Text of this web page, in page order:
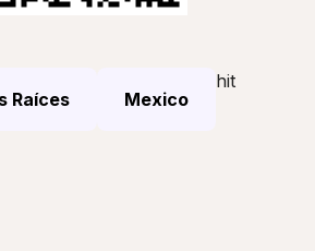
Raíces Mexico
hit